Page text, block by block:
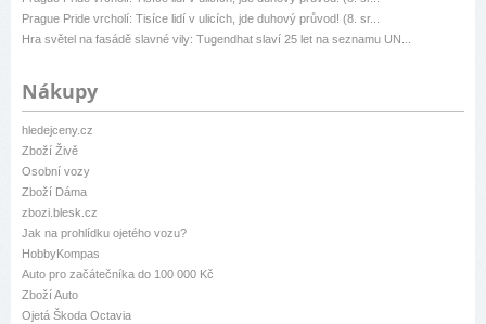
Prague Pride vrcholí: Tisíce lidí v ulicích, jde duhový průvod! (8. sr...
Hra světel na fasádě slavné vily: Tugendhat slaví 25 let na seznamu UN...
Nákupy
hledejceny.cz
Zboží Živě
Osobní vozy
Zboží Dáma
zbozi.blesk.cz
Jak na prohlídku ojetého vozu?
HobbyKompas
Auto pro začátečníka do 100 000 Kč
Zboží Auto
Ojetá Škoda Octavia